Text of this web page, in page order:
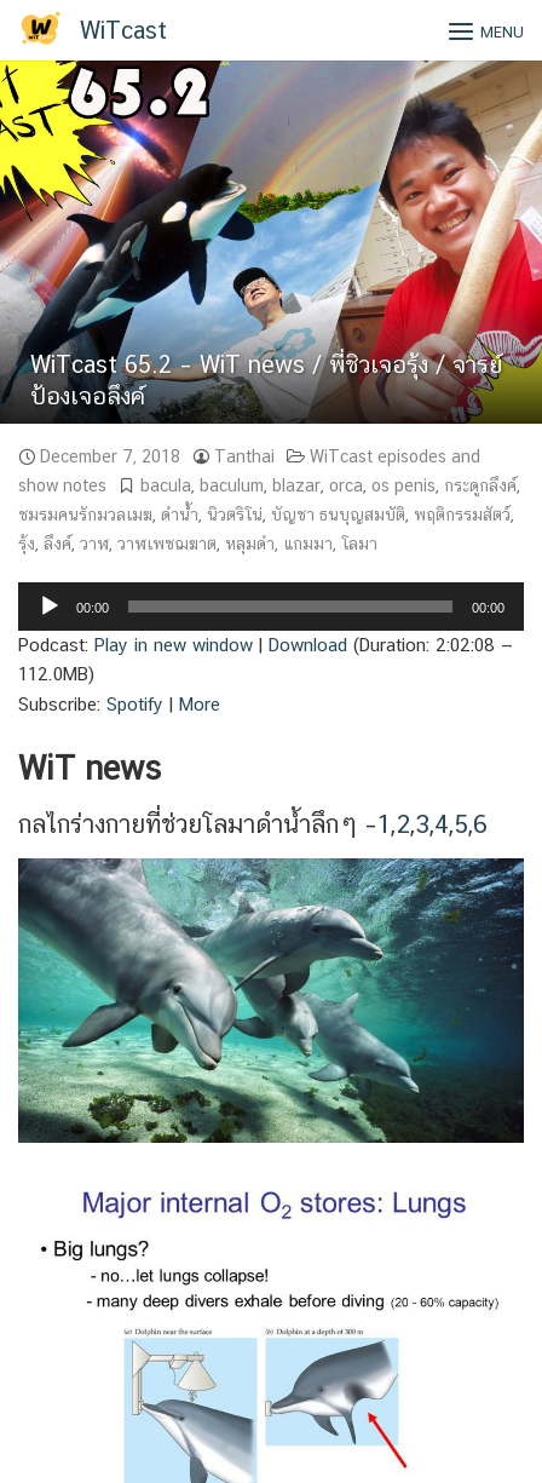
Skip
content
WiTcast MENU
WiTcast 65.2 – WiT news / พี่ชิวเจอรุ้ง / จารย์
ป้องเจอลึงค์
December 7, 2018 Tanthai
WiTcast episodes and
show notes
bacula baculum blazar orca os penis กระดูกลึงค์
ชมรมคนรักมวลเมฆ ดำน้ำ นิวตริโน่ บัญชา ธนบุญสมบัติ พฤติกรรมสัตว์
รุ้ง ลึงค์ วาฬ วาฬเพชฌฆาต หลุมดำ แกมมา โลมา
Audio
00:00 00:00
Podcast: Play in new window | Download (Duration: 2:02:08 —
112.0MB)
Subscribe: Spotify | More
WiT news
กลไกร่างกายที่ช่วยโลมาดำน้ำลึกๆ –1 ,2,3,4,5,6